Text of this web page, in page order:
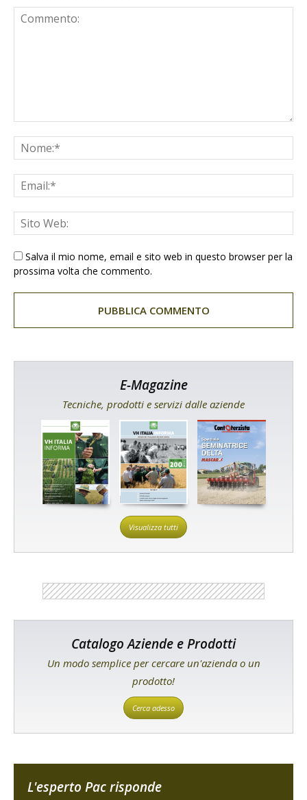
Salva il mio nome, email e sito web in questo browser per la
prossima volta che commento.
E-Magazine
Tecniche, prodotti e servizi dalle aziende
Visualizza tutti
Catalogo Aziende e Prodotti
Un modo semplice per cercare un'azienda o un
prodotto!
Cerca adesso
L'esperto Pac risponde